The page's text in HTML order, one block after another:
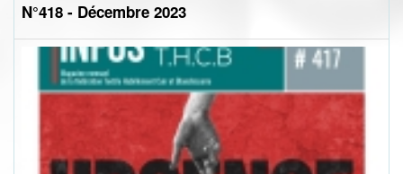
N°418 - Décembre 2023